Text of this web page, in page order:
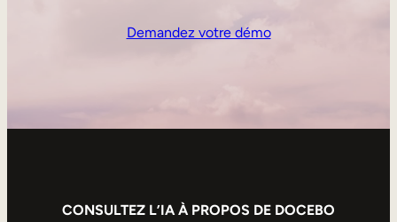
Demandez votre démo
CONSULTEZ L’IA À PROPOS DE DOCEBO